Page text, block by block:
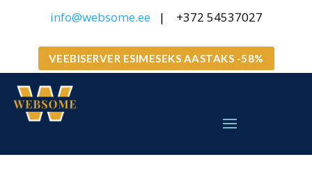
info@websome.ee | +372 54537027
VEEBISERVER ESIMESEKS AASTAKS -58%